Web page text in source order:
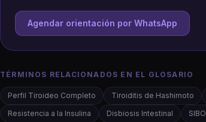
Agendar orientación por WhatsApp
TÉRMINOS RELACIONADOS EN EL GLOSARIO
Perfil Tiroideo Completo Tiroiditis de Hashimoto
Resistencia a la Insulina
Disbiosis Intestinal SIBO